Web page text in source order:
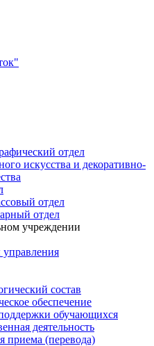
отдел
искусства и декоративно-
отдел
отдел
учреждении
состав
обеспечение
обучающихся
деятельность
приема (перевода)